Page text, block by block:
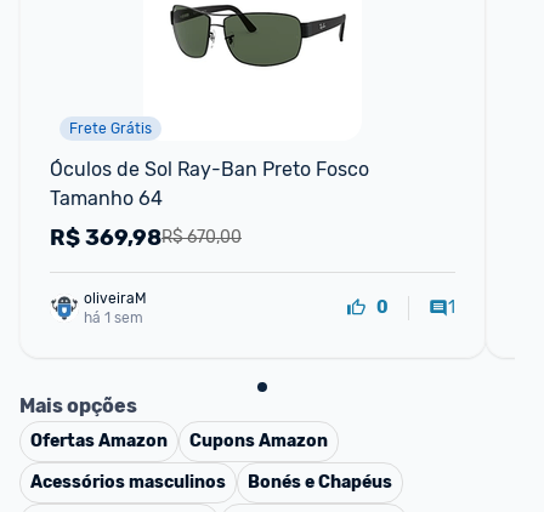
Frete Grátis
Óculos de Sol Ray-Ban Preto Fosco
Tamanho 64
R$ 670,00
R$369,98
oliveiraM
há 1 sem
0 1
Mais opções
OfertasAmazon CuponsAmazon
Acessórios masculinos
Bonés e Chapéus